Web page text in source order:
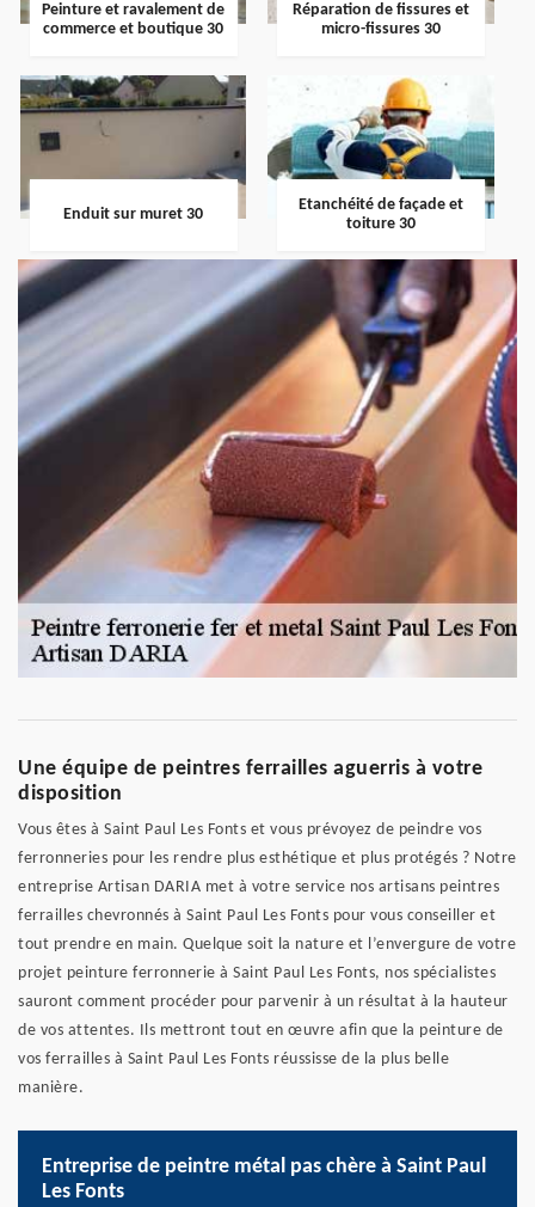
Peinture et ravalement de
commerce et boutique 30
Réparation de fissures et
micro-fissures 30
Enduit sur muret 30
Etanchéité de façade et
toiture 30
Une équipe de peintres ferrailles aguerris à votre
disposition
Vous êtes à Saint Paul Les Fonts et vous prévoyez de peindre vos
ferronneries pour les rendre plus esthétique et plus protégés ? Notre
entreprise Artisan DARIA met à votre service nos artisans peintres
ferrailles chevronnés à Saint Paul Les Fonts pour vous conseiller et
tout prendre en main. Quelque soit la nature et l’envergure de votre
projet peinture ferronnerie à Saint Paul Les Fonts, nos spécialistes
sauront comment procéder pour parvenir à un résultat à la hauteur
de vos attentes. Ils mettront tout en œuvre afin que la peinture de
vos ferrailles à Saint Paul Les Fonts réussisse de la plus belle
manière.
Entreprise de peintre métal pas chère à Saint Paul
Les Fonts